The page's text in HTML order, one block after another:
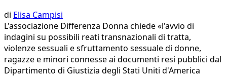
di Elisa Campisi
L'associazione Differenza Donna chiede «l'avvio di
indagini su possibili reati transnazionali di tratta,
violenze sessuali e sfruttamento sessuale di donne,
ragazze e minori connesse ai documenti resi pubblici dal
Dipartimento di Giustizia degli Stati Uniti d'America